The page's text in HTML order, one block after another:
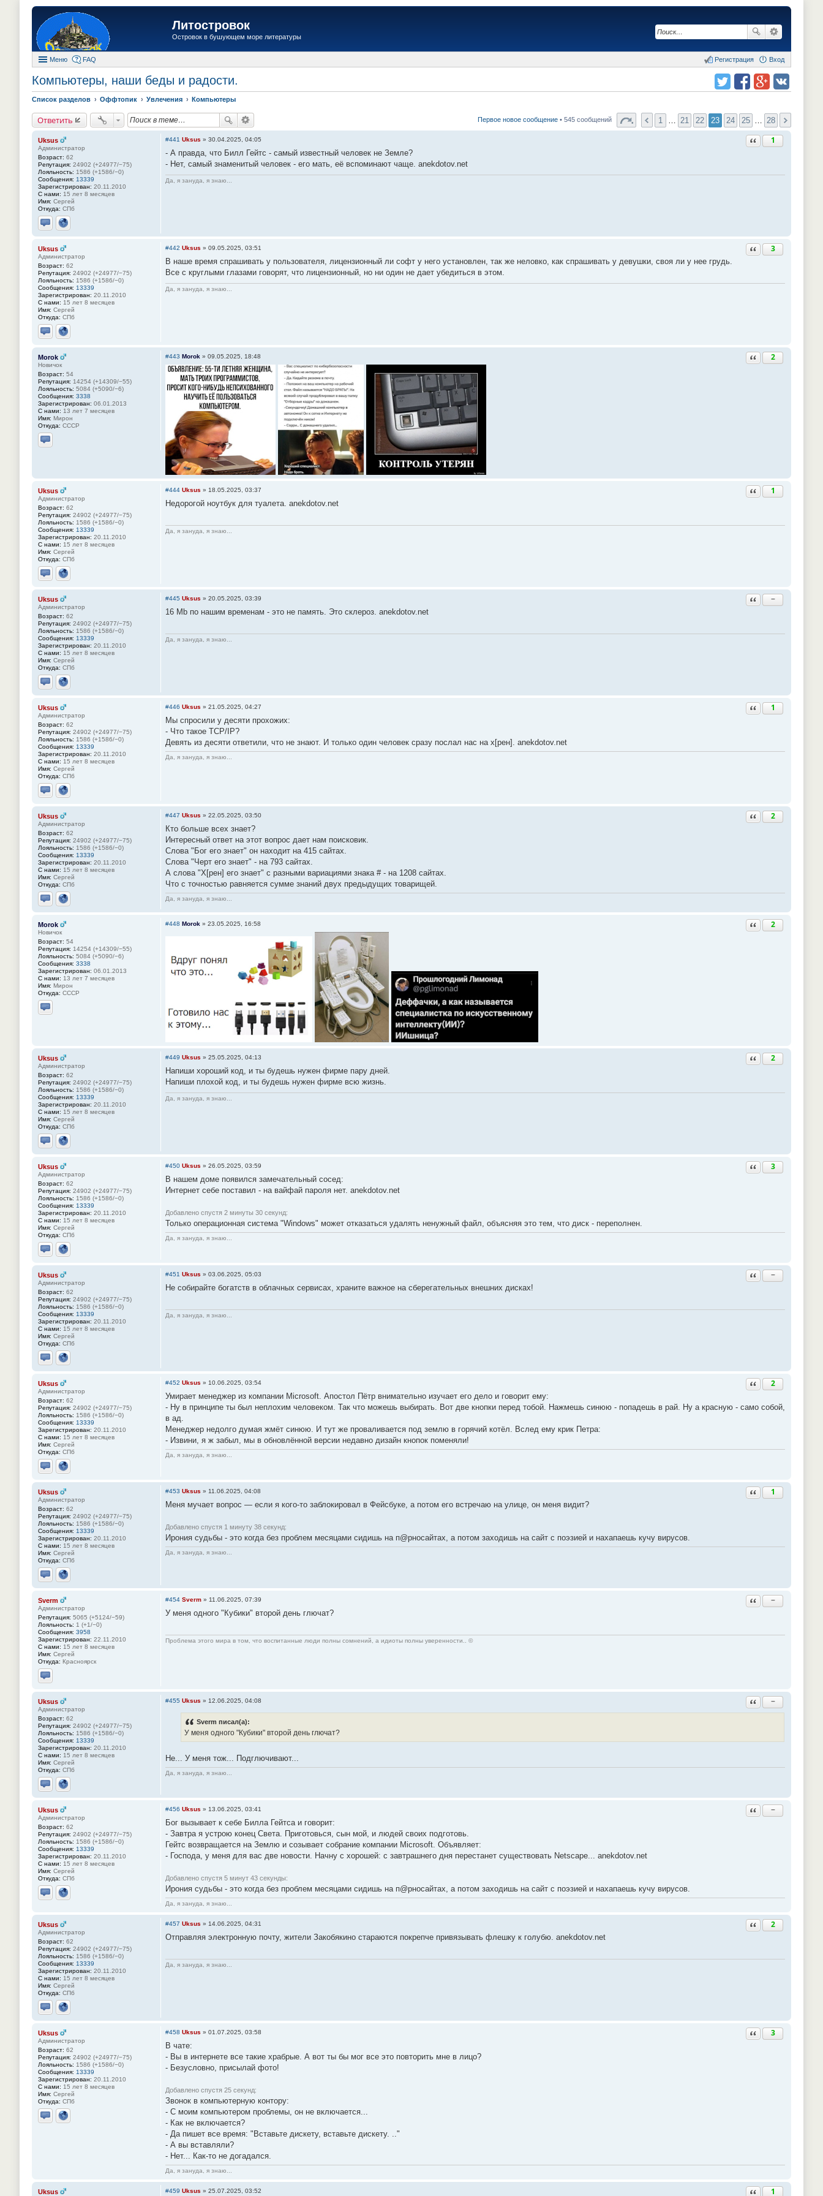
Литостровок
Островок в бушующем море литературы
Меню FAQ Вход
Регистрация
Компьютеры, наши беды и радости.
Список разделов Оффтопик Увлечения Компьютеры
Ответить Первое новое сообщение • 545 сообщений 1 21 22 23 24 25 28
Uksus
Администратор
Возраст: 62
Репутация: 24902 (+24977/−75)
Лояльность: 1586 (+1586/−0)
Сообщения: 13339
Зарегистрирован: 20.11.2010
С нами: 15 лет 8 месяцев
Имя: Сергей
Откуда: СПб
Отправить личное сообщение
Сайт
Ответить с цитатой
1
#441 Uksus » 30.04.2025, 04:05
- А правда, что Билл Гейтс - самый известный человек не Земле?
- Нет, самый знаменитый человек - его мать, её вспоминают чаще. anekdotov.net
Да, я зануда, я знаю...
Uksus
Администратор
Возраст: 62
Репутация: 24902 (+24977/−75)
Лояльность: 1586 (+1586/−0)
Сообщения: 13339
Зарегистрирован: 20.11.2010
С нами: 15 лет 8 месяцев
Имя: Сергей
Откуда: СПб
Отправить личное сообщение
Сайт
Ответить с цитатой
3
#442 Uksus » 09.05.2025, 03:51
В наше время спрашивать у пользователя, лицензионный ли софт у него установлен, так же неловко, как спрашивать у девушки, своя ли у нее грудь.
Все с круглыми глазами говорят, что лицензионный, но ни один не дает убедиться в этом.
Да, я зануда, я знаю...
Morok
Новичок
Возраст: 54
Репутация: 14254 (+14309/−55)
Лояльность: 5084 (+5090/−6)
Сообщения: 3338
Зарегистрирован: 06.01.2013
С нами: 13 лет 7 месяцев
Имя: Мирон
Откуда: СССР
Отправить личное сообщение
Ответить с цитатой
2
#443 Morok » 09.05.2025, 18:48
Uksus
Администратор
Возраст: 62
Репутация: 24902 (+24977/−75)
Лояльность: 1586 (+1586/−0)
Сообщения: 13339
Зарегистрирован: 20.11.2010
С нами: 15 лет 8 месяцев
Имя: Сергей
Откуда: СПб
Отправить личное сообщение
Сайт
Ответить с цитатой
1
#444 Uksus » 18.05.2025, 03:37
Недорогой ноутбук для туалета. anekdotov.net
Да, я зануда, я знаю...
Uksus
Администратор
Возраст: 62
Репутация: 24902 (+24977/−75)
Лояльность: 1586 (+1586/−0)
Сообщения: 13339
Зарегистрирован: 20.11.2010
С нами: 15 лет 8 месяцев
Имя: Сергей
Откуда: СПб
Отправить личное сообщение
Сайт
Ответить с цитатой
−
#445 Uksus » 20.05.2025, 03:39
16 Mb по нашим временам - это не память. Это склероз. anekdotov.net
Да, я зануда, я знаю...
Uksus
Администратор
Возраст: 62
Репутация: 24902 (+24977/−75)
Лояльность: 1586 (+1586/−0)
Сообщения: 13339
Зарегистрирован: 20.11.2010
С нами: 15 лет 8 месяцев
Имя: Сергей
Откуда: СПб
Отправить личное сообщение
Сайт
Ответить с цитатой
1
#446 Uksus » 21.05.2025, 04:27
Мы спросили у десяти прохожих:
- Что такое ТСР/IР?
Девять из десяти ответили, что не знают. И только один человек сразу послал нас на х[рен]. anekdotov.net
Да, я зануда, я знаю...
Uksus
Администратор
Возраст: 62
Репутация: 24902 (+24977/−75)
Лояльность: 1586 (+1586/−0)
Сообщения: 13339
Зарегистрирован: 20.11.2010
С нами: 15 лет 8 месяцев
Имя: Сергей
Откуда: СПб
Отправить личное сообщение
Сайт
Ответить с цитатой
2
#447 Uksus » 22.05.2025, 03:50
Кто больше всех знает?
Интересный ответ на этот вопрос дает нам поисковик.
Слова "Бог его знает" он находит на 415 сайтах.
Слова "Черт его знает" - на 793 сайтах.
А слова "Х[рен] его знает" с разными вариациями знака # - на 1208 сайтах.
Что с точностью равняется сумме знаний двух предыдущих товарищей.
Да, я зануда, я знаю...
Morok
Новичок
Возраст: 54
Репутация: 14254 (+14309/−55)
Лояльность: 5084 (+5090/−6)
Сообщения: 3338
Зарегистрирован: 06.01.2013
С нами: 13 лет 7 месяцев
Имя: Мирон
Откуда: СССР
Отправить личное сообщение
Ответить с цитатой
2
#448 Morok » 23.05.2025, 16:58
Uksus
Администратор
Возраст: 62
Репутация: 24902 (+24977/−75)
Лояльность: 1586 (+1586/−0)
Сообщения: 13339
Зарегистрирован: 20.11.2010
С нами: 15 лет 8 месяцев
Имя: Сергей
Откуда: СПб
Отправить личное сообщение
Сайт
Ответить с цитатой
2
#449 Uksus » 25.05.2025, 04:13
Напиши хороший код, и ты будешь нужен фирме пару дней.
Напиши плохой код, и ты будешь нужен фирме всю жизнь.
Да, я зануда, я знаю...
Uksus
Администратор
Возраст: 62
Репутация: 24902 (+24977/−75)
Лояльность: 1586 (+1586/−0)
Сообщения: 13339
Зарегистрирован: 20.11.2010
С нами: 15 лет 8 месяцев
Имя: Сергей
Откуда: СПб
Отправить личное сообщение
Сайт
Ответить с цитатой
3
#450 Uksus » 26.05.2025, 03:59
В нашем доме появился замечательный сосед:
Интернет себе поставил - на вайфай пароля нет. anekdotov.net
Добавлено спустя 2 минуты 30 секунд:
Только операционная система "Windоws" может отказаться удалять ненужный файл, объясняя это тем, что диск - переполнен.
Да, я зануда, я знаю...
Uksus
Администратор
Возраст: 62
Репутация: 24902 (+24977/−75)
Лояльность: 1586 (+1586/−0)
Сообщения: 13339
Зарегистрирован: 20.11.2010
С нами: 15 лет 8 месяцев
Имя: Сергей
Откуда: СПб
Отправить личное сообщение
Сайт
Ответить с цитатой
−
#451 Uksus » 03.06.2025, 05:03
Не собирайте богатств в облачных сервисах, храните важное на сберегательных внешних дисках!
Да, я зануда, я знаю...
Uksus
Администратор
Возраст: 62
Репутация: 24902 (+24977/−75)
Лояльность: 1586 (+1586/−0)
Сообщения: 13339
Зарегистрирован: 20.11.2010
С нами: 15 лет 8 месяцев
Имя: Сергей
Откуда: СПб
Отправить личное сообщение
Сайт
Ответить с цитатой
2
#452 Uksus » 10.06.2025, 03:54
Умирает менеджер из компании Microsoft. Апостол Пётр внимательно изучает его дело и говорит ему:
- Ну в принципе ты был неплохим человеком. Так что можешь выбирать. Вот две кнопки перед тобой. Нажмешь синюю - попадешь в рай. Ну а красную - само собой,
в ад.
Менеджер недолго думая жмёт синюю. И тут же проваливается под землю в горячий котёл. Вслед ему крик Петра:
- Извини, я ж забыл, мы в обновлённой версии недавно дизайн кнопок поменяли!
Да, я зануда, я знаю...
Uksus
Администратор
Возраст: 62
Репутация: 24902 (+24977/−75)
Лояльность: 1586 (+1586/−0)
Сообщения: 13339
Зарегистрирован: 20.11.2010
С нами: 15 лет 8 месяцев
Имя: Сергей
Откуда: СПб
Отправить личное сообщение
Сайт
Ответить с цитатой
1
#453 Uksus » 11.06.2025, 04:08
Меня мучает вопрос — если я кого-то заблокировал в Фейсбуке, а потом его встречаю на улице, он меня видит?
Добавлено спустя 1 минуту 38 секунд:
Ирония судьбы - это когда без проблем месяцами сидишь на п@рносайтах, а потом заходишь на сайт с поэзией и нахапаешь кучу вирусов.
Да, я зануда, я знаю...
Sverm
Администратор
Репутация: 5065 (+5124/−59)
Лояльность: 1 (+1/−0)
Сообщения: 3958
Зарегистрирован: 22.11.2010
С нами: 15 лет 8 месяцев
Имя: Сергей
Откуда: Красноярск
Отправить личное сообщение
Ответить с цитатой
−
#454 Sverm » 11.06.2025, 07:39
У меня одного "Кубики" второй день глючат?
Проблема этого мира в том, что воспитанные люди полны сомнений, а идиоты полны уверенности.. ©
Uksus
Администратор
Возраст: 62
Репутация: 24902 (+24977/−75)
Лояльность: 1586 (+1586/−0)
Сообщения: 13339
Зарегистрирован: 20.11.2010
С нами: 15 лет 8 месяцев
Имя: Сергей
Откуда: СПб
Отправить личное сообщение
Сайт
Ответить с цитатой
−
#455 Uksus » 12.06.2025, 04:08
Sverm писал(а):
У меня одного "Кубики" второй день глючат?
Не... У меня тож... Подглючивают...
Да, я зануда, я знаю...
Uksus
Администратор
Возраст: 62
Репутация: 24902 (+24977/−75)
Лояльность: 1586 (+1586/−0)
Сообщения: 13339
Зарегистрирован: 20.11.2010
С нами: 15 лет 8 месяцев
Имя: Сергей
Откуда: СПб
Отправить личное сообщение
Сайт
Ответить с цитатой
−
#456 Uksus » 13.06.2025, 03:41
Бог вызывает к себе Билла Гейтса и говорит:
- Завтра я устрою конец Света. Приготовься, сын мой, и людей своих подготовь.
Гейтс возвращается на Землю и созывает собрание компании Microsoft. Объявляет:
- Господа, у меня для вас две новости. Начну с хорошей: с завтрашнего дня перестанет существовать Netscape... anekdotov.net
Добавлено спустя 5 минут 43 секунды:
Ирония судьбы - это когда без проблем месяцами сидишь на п@рносайтах, а потом заходишь на сайт с поэзией и нахапаешь кучу вирусов.
Да, я зануда, я знаю...
Uksus
Администратор
Возраст: 62
Репутация: 24902 (+24977/−75)
Лояльность: 1586 (+1586/−0)
Сообщения: 13339
Зарегистрирован: 20.11.2010
С нами: 15 лет 8 месяцев
Имя: Сергей
Откуда: СПб
Отправить личное сообщение
Сайт
Ответить с цитатой
2
#457 Uksus » 14.06.2025, 04:31
Отправляя электронную почту, жители Закобякино стараются покрепче привязывать флешку к голубю. anekdotov.net
Да, я зануда, я знаю...
Uksus
Администратор
Возраст: 62
Репутация: 24902 (+24977/−75)
Лояльность: 1586 (+1586/−0)
Сообщения: 13339
Зарегистрирован: 20.11.2010
С нами: 15 лет 8 месяцев
Имя: Сергей
Откуда: СПб
Отправить личное сообщение
Сайт
Ответить с цитатой
3
#458 Uksus » 01.07.2025, 03:58
В чате:
- Вы в интернете все такие храбрые. А вот ты бы мог все это повторить мне в лицо?
- Безусловно, присылай фото!
Добавлено спустя 25 секунд:
Звонок в компьютерную контору:
- С моим компьютером проблемы, он не включается...
- Как не включается?
- Да пишет все время: "Вставьте дискету, вставьте дискету. .."
- А вы вставляли?
- Hет... Как-то не догадался.
Да, я зануда, я знаю...
Uksus Ответить с цитатой
1
#459 Uksus » 25.07.2025, 03:52